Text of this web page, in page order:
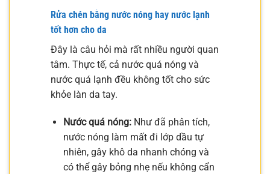
Rửa chén bằng nước nóng hay nước lạnh
tốt hơn cho da
Đây là câu hỏi mà rất nhiều người quan
tâm. Thực tế, cả nước quá nóng và
nước quá lạnh đều không tốt cho sức
khỏe làn da tay.
Nước quá nóng:Như đã phân tích,
nước nóng làm mất đi lớp dầu tự
nhiên, gây khô da nhanh chóng và
có thể gây bỏng nhẹ nếu không cẩn